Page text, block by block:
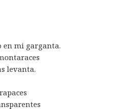
en mi garganta.
levanta.